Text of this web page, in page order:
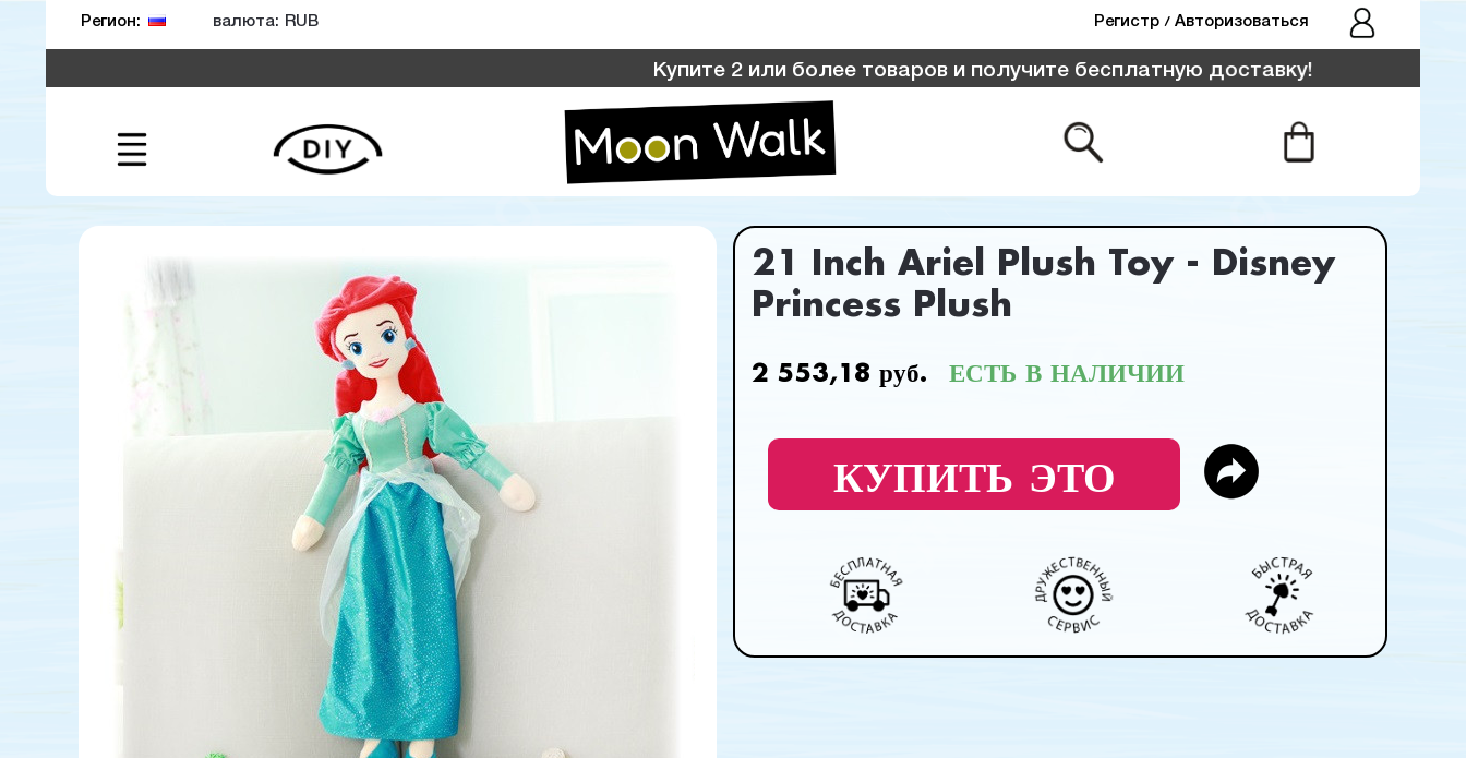
Регион: валюта: Pегистр / Авторизоваться
Купите 2 или более товаров и получите бесплатную доставку!
21 Inch Ariel Plush Toy - Disney
Princess Plush
2 553,18 руб. ЕСТЬ В НАЛИЧИИ
КУПИТЬ ЭТО